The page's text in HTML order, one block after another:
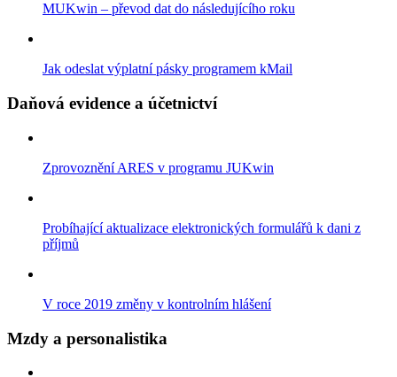
MUKwin – převod dat do následujícího roku
Jak odeslat výplatní pásky programem kMail
Daňová evidence a účetnictví
Zprovoznění ARES v programu JUKwin
Probíhající aktualizace elektronických formulářů k dani z
příjmů
V roce 2019 změny v kontrolním hlášení
Mzdy a personalistika